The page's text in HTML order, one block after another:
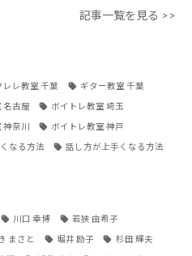
記事一覧を見る >>
レレ教室 千葉 ギター教室 千葉
名古屋 ボイトレ教室 埼玉
神奈川 ボイトレ教室 神戸
なる方法 話し方が上手くなる方法
川口 幸博 若狭 由希子
まさと 堀井 励子 杉田 輝夫